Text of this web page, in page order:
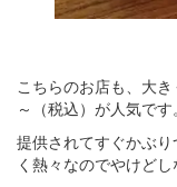
こちらのお店も、大
～（税込）が人気です。
提供されてすぐかぶ
く熱々なのでやけどし